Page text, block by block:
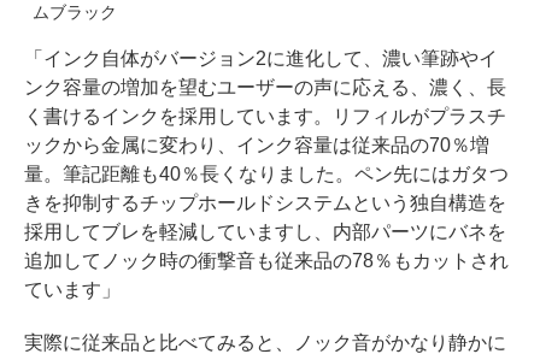
ムブラック
「インク自体がバージョン2に進化して、濃い筆跡やイ
ンク容量の増加を望むユーザーの声に応える、濃く、長
く書けるインクを採用しています。リフィルがプラスチ
ックから金属に変わり、インク容量は従来品の70％増
量。筆記距離も40％長くなりました。ペン先にはガタつ
きを抑制するチップホールドシステムという独自構造を
採用してブレを軽減していますし、内部パーツにバネを
追加してノック時の衝撃音も従来品の78％もカットされ
ています」
実際に従来品と比べてみると、ノック音がかなり静かに